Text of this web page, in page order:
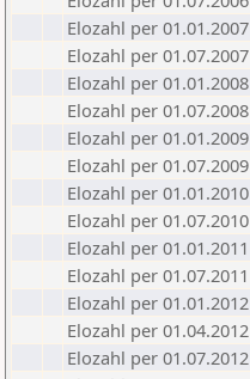
Elozahl per 01.01.2007
Elozahl per 01.07.2007
Elozahl per 01.01.2008
Elozahl per 01.07.2008
Elozahl per 01.01.2009
Elozahl per 01.07.2009
Elozahl per 01.01.2010
Elozahl per 01.07.2010
Elozahl per 01.01.2011
Elozahl per 01.07.2011
Elozahl per 01.01.2012
Elozahl per 01.04.2012
Elozahl per 01.07.2012